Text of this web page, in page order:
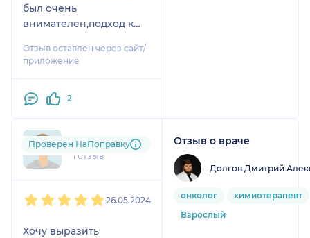
был очень
внимателен,подход к
персонализированный
,я обошла многих
именитые
Алексей Анатольевич
-лучший из них
,грамотный и
современными
методами лечения ,а
Отзыв оставлен через сайт/
приложение
2
nat....@....ru
1 отзыв
Проверен НаПоправку
26.05.2024
Хочу выразить
Отзыв о враче
Долгов Дмитрий
онколог
химиотерапевт
Взрослый